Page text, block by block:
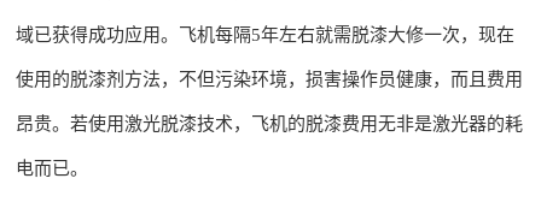
域已获得成功应用。飞机每隔5年左右就需脱漆大修一次，现在
使用的脱漆剂方法，不但污染环境，损害操作员健康，而且费用
昂贵。若使用激光脱漆技术，飞机的脱漆费用无非是激光器的耗
电而已。